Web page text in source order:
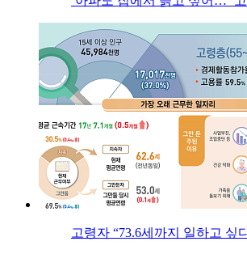
고령자 “73.6세까지 일하고 싶